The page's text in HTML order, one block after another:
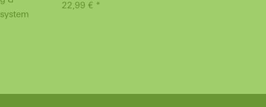
22,99 € *